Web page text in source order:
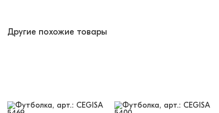
Другие похожие товары